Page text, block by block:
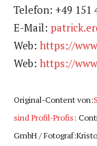
Telefon: +49 151
E-Mail:
Web: https://
Web: https://
Original-Content von:
sind Profil-Profis :
GmbH /